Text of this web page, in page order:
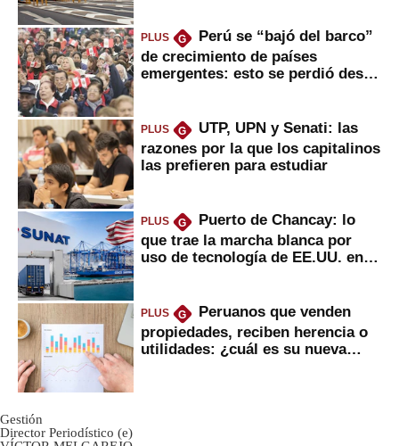
PLUS G
Perú se “bajó del barco”
de crecimiento de países
emergentes: esto se perdió desde
PLUS G
UTP, UPN y Senati: las
razones por la que los capitalinos
las prefieren para estudiar
PLUS G
Puerto de Chancay: lo
que trae la marcha blanca por
uso de tecnología de EE.UU. en
PLUS G
Peruanos que venden
propiedades, reciben herencia o
utilidades: ¿cuál es su nueva
Gestión
Director Periodístico (e)